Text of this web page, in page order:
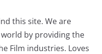
this site. We are
by providing the
Film industries. Loves